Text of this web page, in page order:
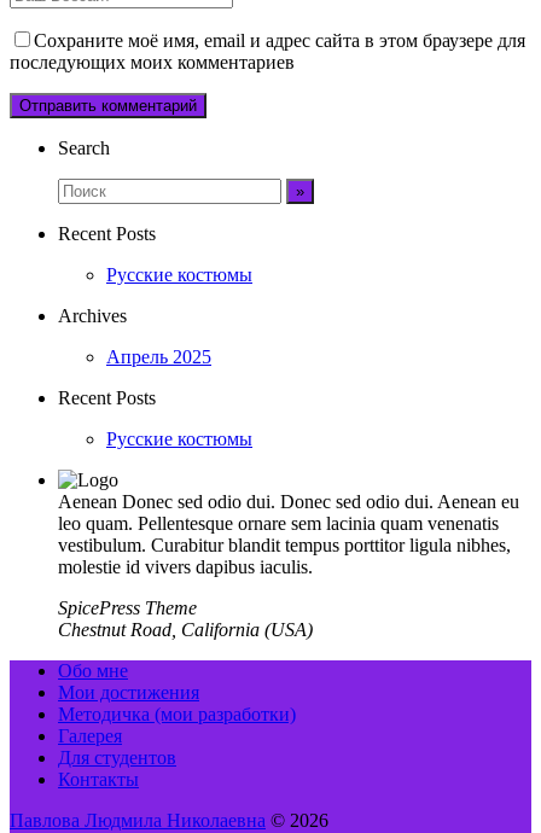
Сохраните моё имя, email и адрес сайта в этом браузере для
последующих моих комментариев
Search
Recent Posts
Русские костюмы
Archives
Апрель 2025
Recent Posts
Русские костюмы
Aenean Donec sed odio dui. Donec sed odio dui. Aenean eu
leo quam. Pellentesque ornare sem lacinia quam venenatis
vestibulum. Curabitur blandit tempus porttitor ligula nibhes,
molestie id vivers dapibus iaculis.
SpicePress Theme
Chestnut Road, California (USA)
Обо мне
Мои достижения
Методичка (мои разработки)
Галерея
Для студентов
Контакты
Павлова Людмила Николаевна © 2026